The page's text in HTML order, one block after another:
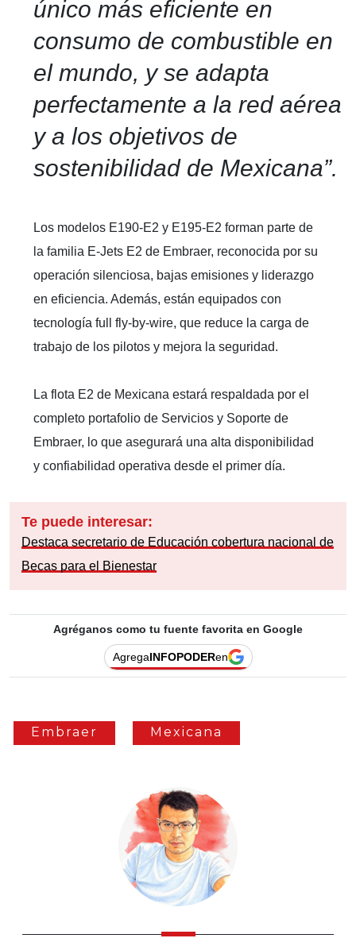
único más eficiente en
consumo de combustible en
el mundo, y se adapta
perfectamente a la red aérea
y a los objetivos de
sostenibilidad de Mexicana”.
Los modelos E190-E2 y E195-E2 forman parte de
la familia E-Jets E2 de Embraer, reconocida por su
operación silenciosa, bajas emisiones y liderazgo
en eficiencia. Además, están equipados con
tecnología full fly-by-wire, que reduce la carga de
trabajo de los pilotos y mejora la seguridad.
La flota E2 de Mexicana estará respaldada por el
completo portafolio de Servicios y Soporte de
Embraer, lo que asegurará una alta disponibilidad
y confiabilidad operativa desde el primer día.
Te puede interesar:
Destaca secretario de Educación cobertura nacional de
Becas para el Bienestar
Agréganos como tu fuente favorita en Google
AgregaINFOPODERen
Embraer Mexicana